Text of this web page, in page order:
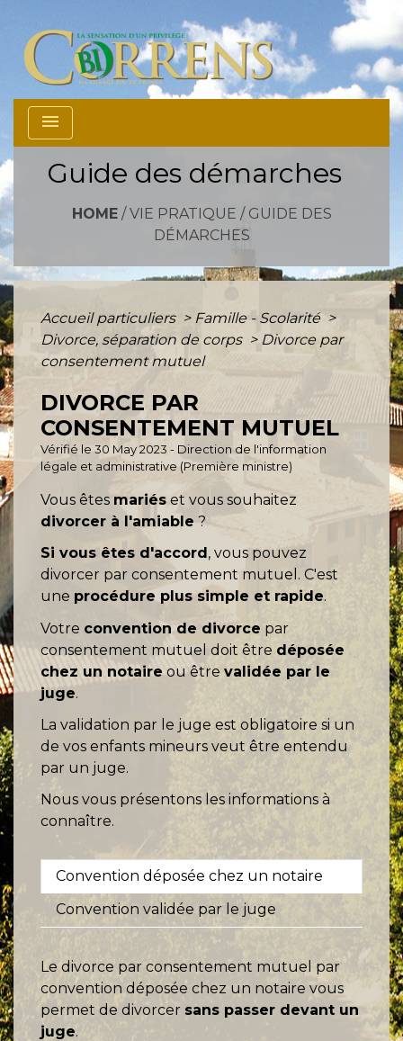
menu
Guide des démarches
HOME/ VIE PRATIQUE / GUIDE DES
DÉMARCHES
Accueil particuliers > Famille - Scolarité >
Divorce, séparation de corps > Divorce par
consentement mutuel
DIVORCE PAR
CONSENTEMENT MUTUEL
Vérifié le 30 May 2023 - Direction de l'information
légale et administrative (Première ministre)
Vous êtes mariés et vous souhaitez
divorcer à l'amiable ?
Si vous êtes d'accord , vous pouvez
divorcer par consentement mutuel. C'est
une procédure plus simple et rapide.
Votre convention de divorce par
consentement mutuel doit être déposée
chez un notaireou être validée par le
juge.
La validation par le juge est obligatoire si un
de vos enfants mineurs veut être entendu
par un juge.
Nous vous présentons les informations à
connaître.
Convention déposée chez un notaire
Convention validée par le juge
Le divorce par consentement mutuel par
convention déposée chez un notaire vous
permet de divorcer sans passer devant un
juge.